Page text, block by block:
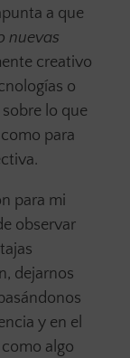
a que
nuevas
creativo
o
lo que
para
para mi
observar
dejarnos
y en el
algo